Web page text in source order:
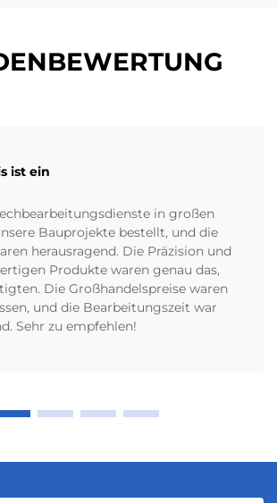
ist ein
in großen
Bauprojekte bestellt, und die
herausragend. Die Präzision und
Produkte waren genau das,
Die Großhandelspreise waren
und die Bearbeitungszeit war
Sehr zu empfehlen!